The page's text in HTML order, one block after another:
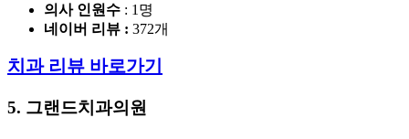
의사 인원수 : 1명
네이버 리뷰 : 372개
치과 리뷰 바로가기
5. 그랜드치과의원